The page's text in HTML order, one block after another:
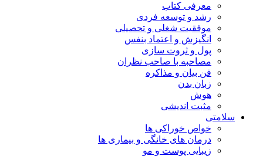
معرفی کتاب
رشد و توسعه فردی
موفقیت شغلی و تحصیلی
انگیزش و اعتماد بنفس
پول و ثروت سازی
مصاحبه با صاحب نظران
فن بیان و مذاکره
زبان بدن
هوش
مثبت اندیشی
سلامتی
خواص خوراکی ها
درمان های خانگی و بیماری ها
زیبایی پوست و مو